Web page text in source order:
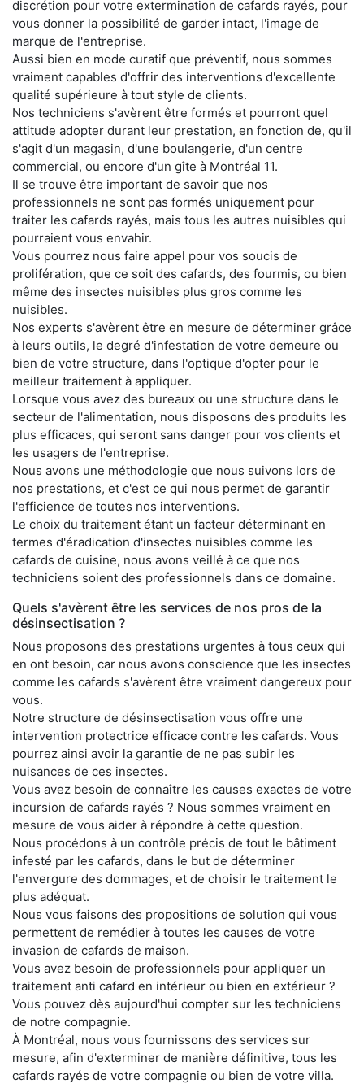
discrétion pour votre extermination de cafards rayés, pour
vous donner la possibilité de garder intact, l'image de
marque de l'entreprise.
Aussi bien en mode curatif que préventif, nous sommes
vraiment capables d'offrir des interventions d'excellente
qualité supérieure à tout style de clients.
Nos techniciens s'avèrent être formés et pourront quel
attitude adopter durant leur prestation, en fonction de, qu'il
s'agit d'un magasin, d'une boulangerie, d'un centre
commercial, ou encore d'un gîte à Montréal 11.
Il se trouve être important de savoir que nos
professionnels ne sont pas formés uniquement pour
traiter les cafards rayés, mais tous les autres nuisibles qui
pourraient vous envahir.
Vous pourrez nous faire appel pour vos soucis de
prolifération, que ce soit des cafards, des fourmis, ou bien
même des insectes nuisibles plus gros comme les
nuisibles.
Nos experts s'avèrent être en mesure de déterminer grâce
à leurs outils, le degré d'infestation de votre demeure ou
bien de votre structure, dans l'optique d'opter pour le
meilleur traitement à appliquer.
Lorsque vous avez des bureaux ou une structure dans le
secteur de l'alimentation, nous disposons des produits les
plus efficaces, qui seront sans danger pour vos clients et
les usagers de l'entreprise.
Nous avons une méthodologie que nous suivons lors de
nos prestations, et c'est ce qui nous permet de garantir
l'efficience de toutes nos interventions.
Le choix du traitement étant un facteur déterminant en
termes d'éradication d'insectes nuisibles comme les
cafards de cuisine, nous avons veillé à ce que nos
techniciens soient des professionnels dans ce domaine.
Quels s'avèrent être les services de nos pros de la
désinsectisation ?
Nous proposons des prestations urgentes à tous ceux qui
en ont besoin, car nous avons conscience que les insectes
comme les cafards s'avèrent être vraiment dangereux pour
vous.
Notre structure de désinsectisation vous offre une
intervention protectrice efficace contre les cafards. Vous
pourrez ainsi avoir la garantie de ne pas subir les
nuisances de ces insectes.
Vous avez besoin de connaître les causes exactes de votre
incursion de cafards rayés ? Nous sommes vraiment en
mesure de vous aider à répondre à cette question.
Nous procédons à un contrôle précis de tout le bâtiment
infesté par les cafards, dans le but de déterminer
l'envergure des dommages, et de choisir le traitement le
plus adéquat.
Nous vous faisons des propositions de solution qui vous
permettent de remédier à toutes les causes de votre
invasion de cafards de maison.
Vous avez besoin de professionnels pour appliquer un
traitement anti cafard en intérieur ou bien en extérieur ?
Vous pouvez dès aujourd'hui compter sur les techniciens
de notre compagnie.
À Montréal, nous vous fournissons des services sur
mesure, afin d'exterminer de manière définitive, tous les
cafards rayés de votre compagnie ou bien de votre villa.